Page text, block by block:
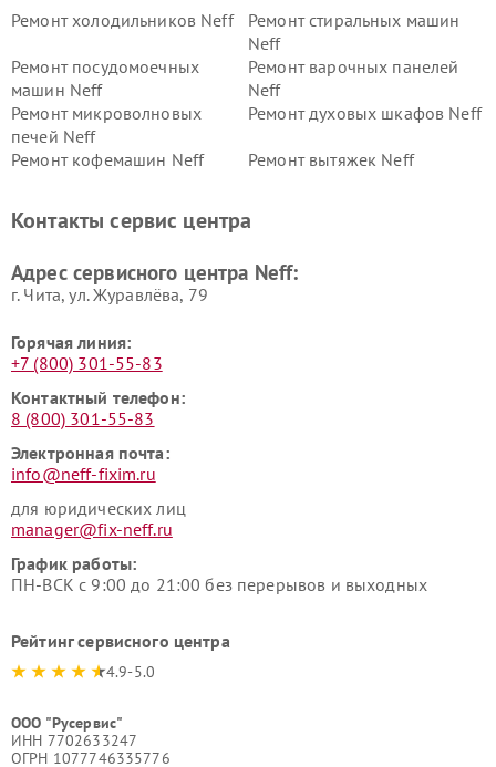
Ремонт холодильников Neff
Ремонт стиральных машин
Neff
Ремонт посудомоечных
машин Neff
Ремонт варочных панелей
Neff
Ремонт микроволновых
печей Neff
Ремонт духовых шкафов Neff
Ремонт кофемашин Neff Ремонт вытяжек Neff
Контакты сервис центра
Адрес сервисного центра Neff:
г. Чита, ул. Журавлёва, 79
Горячая линия:
+7 (800) 301-55-83
Контактный телефон:
8 (800) 301-55-83
Электронная почта:
info@neff-fixim.ru
для юридических лиц
manager@fix-neff.ru
График работы:
ПН-ВСК с 9:00 до 21:00 без перерывов и выходных
Рейтинг сервисного центра
4.9-5.0
ООО "Русервис"
ИНН 7702633247
ОГРН 1077746335776